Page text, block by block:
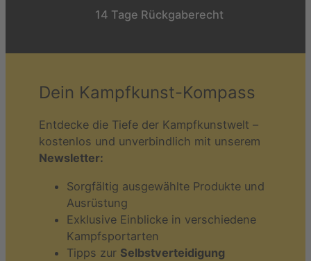
14 Tage Rückgaberecht
Dein Kampfkunst-Kompass
Entdecke die Tiefe der Kampfkunstwelt –
kostenlos und unverbindlich mit unserem
Newsletter:
Sorgfältig ausgewählte Produkte und
Ausrüstung
Exklusive Einblicke in verschiedene
Kampfsportarten
Tipps zur Selbstverteidigung